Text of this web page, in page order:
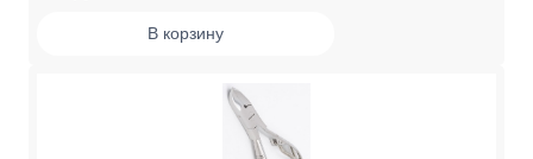
В корзину